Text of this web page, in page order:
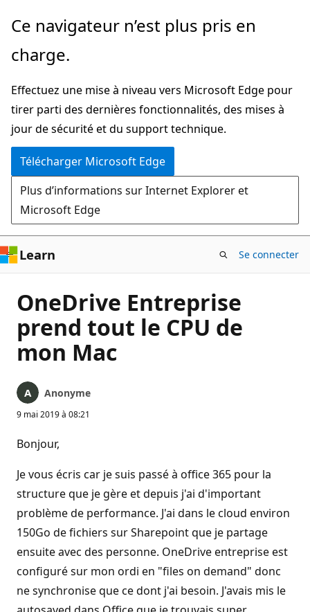
Passer
directement
au
principal
Ce navigateur n’est plus pris en
charge.
Effectuez une mise à niveau vers Microsoft Edge pour
tirer parti des dernières fonctionnalités, des mises à
jour de sécurité et du support technique.
Télécharger Microsoft Edge
Plus d’informations sur Internet Explorer et
Microsoft Edge
Learn Se connecter
OneDrive Entreprise
prend tout le CPU de
mon Mac
Anonyme
9 mai 2019 à 08:21
Bonjour,
Je vous écris car je suis passé à office 365 pour la
structure que je gère et depuis j'ai d'important
problème de performance. J'ai dans le cloud environ
150Go de fichiers sur Sharepoint que je partage
ensuite avec des personne. OneDrive entreprise est
configuré sur mon ordi en "files on demand" donc
ne synchronise que ce dont j'ai besoin. J'avais mis le